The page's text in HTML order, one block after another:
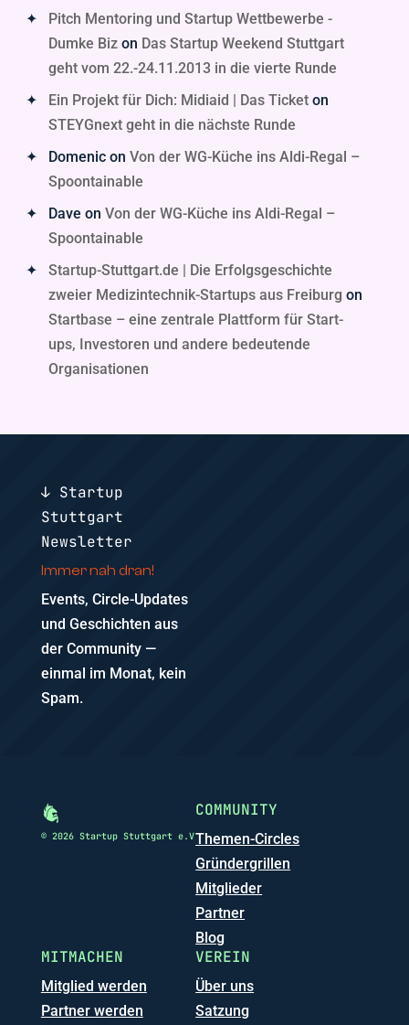
Pitch Mentoring und Startup Wettbewerbe -
Dumke Bizon Das Startup Weekend Stuttgart
geht vom 22.-24.11.2013 in die vierte Runde
Ein Projekt für Dich: Midiaid | Das Ticketon
STEYGnext geht in die nächste Runde
Domenicon Von der WG-Küche ins Aldi-Regal –
Spoontainable
Dave on Von der WG-Küche ins Aldi-Regal –
Spoontainable
Startup-Stuttgart.de | Die Erfolgsgeschichte
zweier Medizintechnik-Startups aus Freiburg on
Startbase – eine zentrale Plattform für Start-
ups, Investoren und andere bedeutende
Organisationen
↓ Startup
Stuttgart
Newsletter
Immer nah dran!
Events, Circle-Updates
und Geschichten aus
der Community —
einmal im Monat, kein
Spam.
© 2026 Startup Stuttgart e.V
COMMUNITY
Themen-Circles
Gründergrillen
Mitglieder
Partner
Blog
MITMACHEN
Mitglied werden
Partner werden
VEREIN
Über uns
Satzung